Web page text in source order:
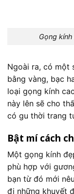
Gọng
Ngoài ra, có một
bằng vàng, bạc
loại gọng kính
này lên sẽ cho
có gu thời trang
Bật mí cách
Một gọng kính
phù hợp với
bạn từ đó mới
đi những khuyết